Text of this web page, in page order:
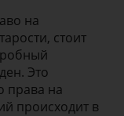
на
стоит
Это
права на
происходит в